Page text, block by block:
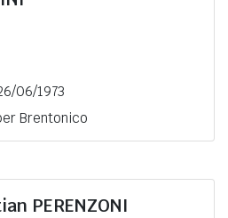
06/1973
Brentonico
PERENZONI